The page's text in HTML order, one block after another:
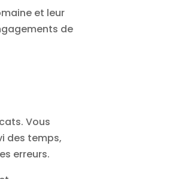
et leur
de
Vous
des temps,
erreurs.